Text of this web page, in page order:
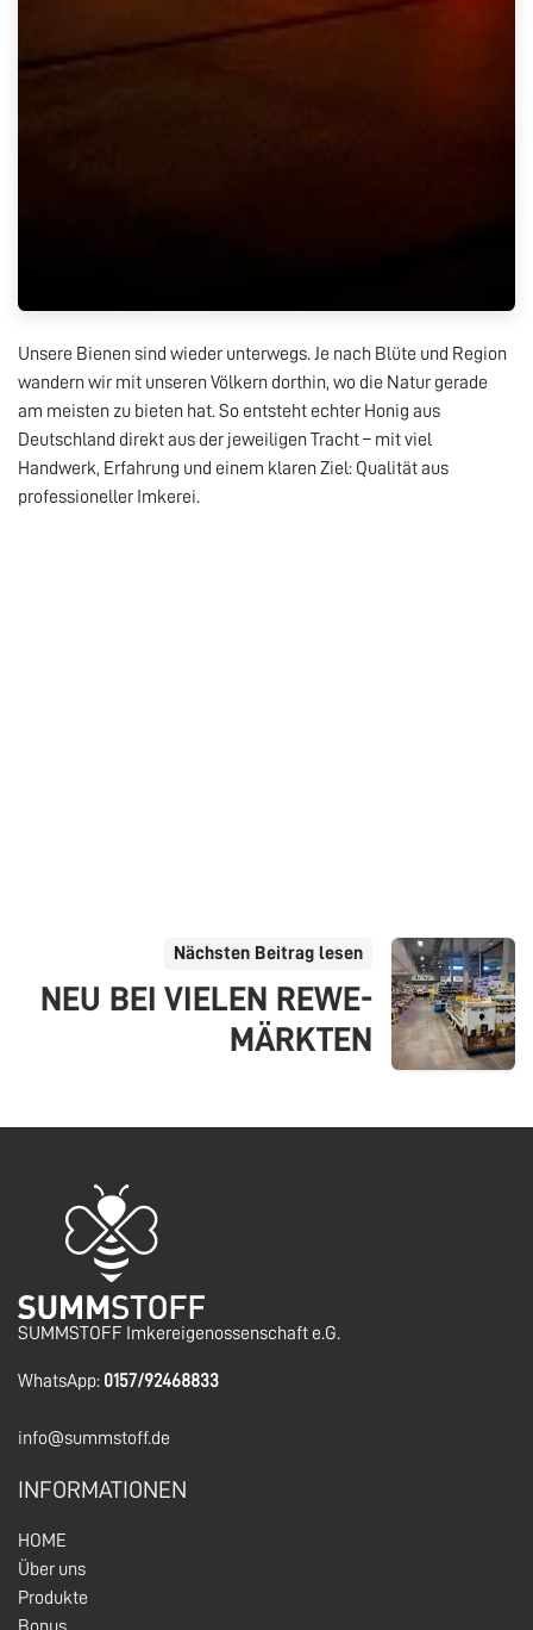
Unsere Bienen sind wieder unterwegs. Je nach Blüte und Region
wandern wir mit unseren Völkern dorthin, wo die Natur gerade
am meisten zu bieten hat. So entsteht echter Honig aus
Deutschland direkt aus der jeweiligen Tracht – mit viel
Handwerk, Erfahrung und einem klaren Ziel: Qualität aus
professioneller Imkerei.
Nächsten Beitrag lesen
NEU BEI VIELEN REWE-
MÄRKTEN
SUMMSTOFF Imkereigenossenschaft e.G.
WhatsApp: 0157/92468833
info@summstoff.de
INFORMATIONEN
HOM E
Über uns
Produkte
Bonus